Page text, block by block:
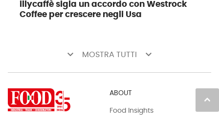
illycaffè sigla un accordo con Westrock
Coffee per crescere negli Usa
keyboard_arrow_down MOSTRA TUTTI keyboard_arrow_down
keyboard_arrow_up
ABOUT
Food Insights